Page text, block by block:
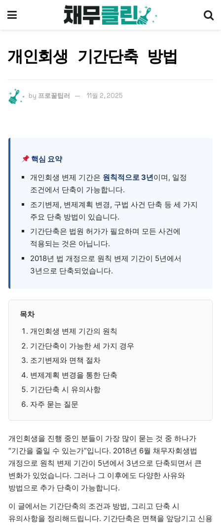
개인회생 기간단축 방법
by 프로꿀팁러 11월 2, 2025
핵심 요약
개인회생 변제 기간은 원칙적으로 3년이며, 일정
조건에서 단축이 가능합니다.
조기변제, 변제계획 변경, 구법 사건 단축 등 세 가지
주요 단축 방법이 있습니다.
기간단축은 법원 허가가 필요하며 모든 사건에
적용되는 것은 아닙니다.
2018년 법 개정으로 원칙 변제 기간이 5년에서
3년으로 단축되었습니다.
목차
개인회생 변제 기간의 원칙
기간단축이 가능한 세 가지 경우
조기변제와 면책 절차
변제계획 변경을 통한 단축
기간단축 시 유의사항
자주 묻는 질문
개인회생을 진행 중인 분들이 가장 많이 묻는 것 중 하나가
“기간을 줄일 수 있는가”입니다. 2018년 6월 채무자회생법
개정으로 원칙 변제 기간이 5년에서 3년으로 단축되면서 큰
변화가 있었습니다. 그러나 그 이후에도 다양한 사유와
방법으로 추가 단축이 가능합니다.
이 글에서는 기간단축의 조건과 방법, 그리고 단축 시
유의사항을 정리해드립니다. 기간단축은 면책을 앞당기고 신용